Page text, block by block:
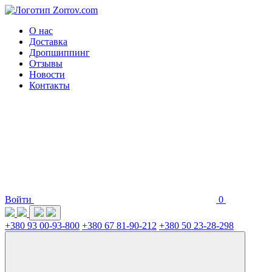
О нас
Доставка
Дропшиппинг
Отзывы
Новости
Контакты
Войти 0
+380 93 00-93-800 +380 67 81-90-212 +380 50 23-28-298